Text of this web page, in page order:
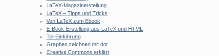
LaTeX-Magazinerstellung
LaTeX – Tipps und Tricks
Von LaTeX zum Ebook
E-Book-Erstellung aus LaTeX und HTML
Tcl-Einführung
Graphen zeichnen mit dot
Creative Commons erklärt